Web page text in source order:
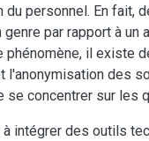
du personnel. En
par rapport à
phénomène, il
l'anonymisation des
se concentrer sur les
intégrer des outils